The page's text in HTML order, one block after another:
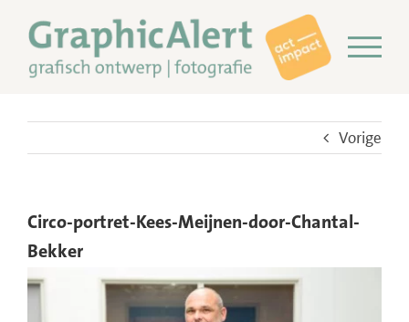
naar
inhoud
Vorige
Circo-portret-Kees-Meijnen-door-Chantal-
Bekker